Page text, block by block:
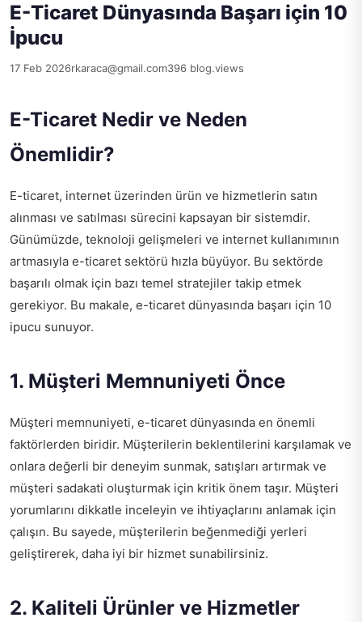
E-Ticaret Dünyasında Başarı için 10
İpucu
17 Feb 2026rkaraca@gmail.com396 blog.views
E-Ticaret Nedir ve Neden
Önemlidir?
E-ticaret, internet üzerinden ürün ve hizmetlerin satın
alınması ve satılması sürecini kapsayan bir sistemdir.
Günümüzde, teknoloji gelişmeleri ve internet kullanımının
artmasıyla e-ticaret sektörü hızla büyüyor. Bu sektörde
başarılı olmak için bazı temel stratejiler takip etmek
gerekiyor. Bu makale, e-ticaret dünyasında başarı için 10
ipucu sunuyor.
1. Müşteri Memnuniyeti Önce
Müşteri memnuniyeti, e-ticaret dünyasında en önemli
faktörlerden biridir. Müşterilerin beklentilerini karşılamak ve
onlara değerli bir deneyim sunmak, satışları artırmak ve
müşteri sadakati oluşturmak için kritik önem taşır. Müşteri
yorumlarını dikkatle inceleyin ve ihtiyaçlarını anlamak için
çalışın. Bu sayede, müşterilerin beğenmediği yerleri
geliştirerek, daha iyi bir hizmet sunabilirsiniz.
2. Kaliteli Ürünler ve Hizmetler